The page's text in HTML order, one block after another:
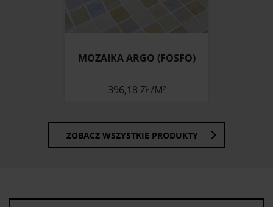
MOZAIKA ARGO (FOSFO)
396,18 ZŁ/M²
ZOBACZ WSZYSTKIE PRODUKTY